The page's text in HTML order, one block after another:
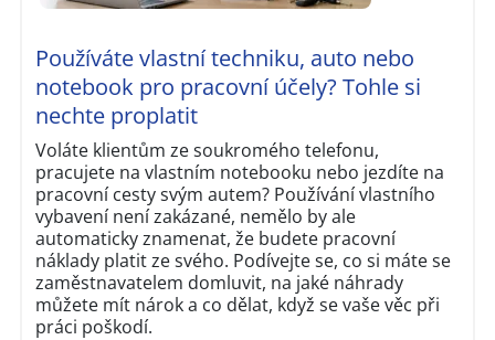
Používáte vlastní techniku, auto nebo
notebook pro pracovní účely? Tohle si
nechte proplatit
Voláte klientům ze soukromého telefonu,
pracujete na vlastním notebooku nebo jezdíte na
pracovní cesty svým autem? Používání vlastního
vybavení není zakázané, nemělo by ale
automaticky znamenat, že budete pracovní
náklady platit ze svého. Podívejte se, co si máte se
zaměstnavatelem domluvit, na jaké náhrady
můžete mít nárok a co dělat, když se vaše věc při
práci poškodí.